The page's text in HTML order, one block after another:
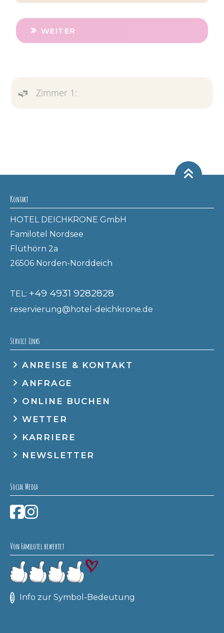
WEITER
Zimmer 1:
Kontakt
HOTEL DEICHKRONE GmbH
Familotel Nordsee
Flüthörn 2a
26506 Norden-Norddeich
TEL: +49 4931 9282828
reservierung@hotel-deichkrone.de
Service Links
ANREISE & KONTAKT
ANFRAGE
ONLINE BUCHEN
WETTER
KARRIERE
NEWSLETTER
Social Media
Von Familotel bewertet
Info zur Symbol-Bedeutung